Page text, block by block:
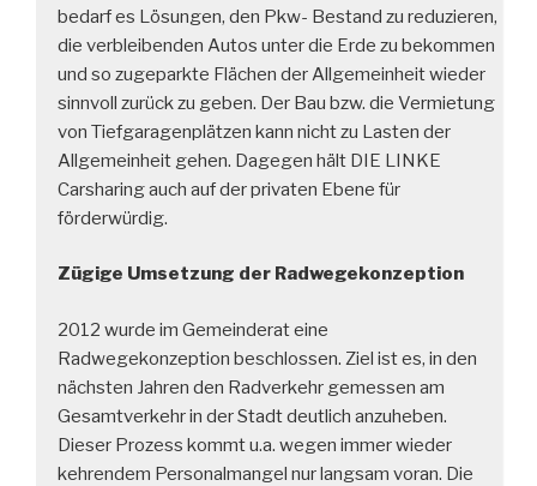
bedarf es Lösungen, den Pkw- Bestand zu reduzieren,
die verbleibenden Autos unter die Erde zu bekommen
und so zugeparkte Flächen der Allgemeinheit wieder
sinnvoll zurück zu geben. Der Bau bzw. die Vermietung
von Tiefgaragenplätzen kann nicht zu Lasten der
Allgemeinheit gehen. Dagegen hält DIE LINKE
Carsharing auch auf der privaten Ebene für
förderwürdig.
Zügige Umsetzung der Radwegekonzeption
2012 wurde im Gemeinderat eine
Radwegekonzeption beschlossen. Ziel ist es, in den
nächsten Jahren den Radverkehr gemessen am
Gesamtverkehr in der Stadt deutlich anzuheben.
Dieser Prozess kommt u.a. wegen immer wieder
kehrendem Personalmangel nur langsam voran. Die